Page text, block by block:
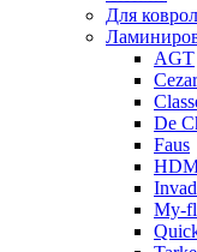
Для
AGT
Cezar
De
Faus
My-